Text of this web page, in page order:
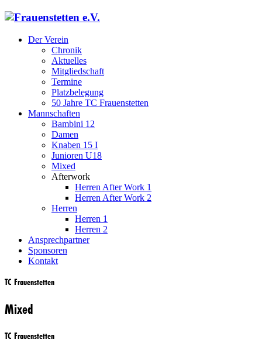
Der Verein
Chronik
Aktuelles
Mitgliedschaft
Termine
Platzbelegung
50 Jahre TC Frauenstetten
Mannschaften
Bambini 12
Damen
Knaben 15 I
Junioren U18
Mixed
Afterwork
Herren After Work 1
Herren After Work 2
Herren
Herren 1
Herren 2
Ansprechpartner
Sponsoren
Kontakt
TC Frauenstetten
Mixed
TC Frauenstetten